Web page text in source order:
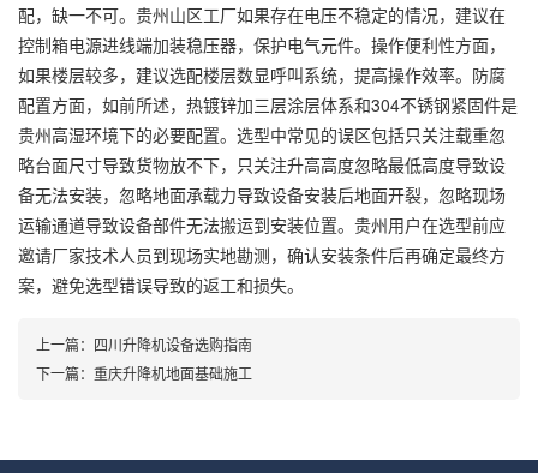
配，缺一不可。贵州山区工厂如果存在电压不稳定的情况，建议在
控制箱电源进线端加装稳压器，保护电气元件。操作便利性方面，
如果楼层较多，建议选配楼层数显呼叫系统，提高操作效率。防腐
配置方面，如前所述，热镀锌加三层涂层体系和304不锈钢紧固件是
贵州高湿环境下的必要配置。选型中常见的误区包括只关注载重忽
略台面尺寸导致货物放不下，只关注升高高度忽略最低高度导致设
备无法安装，忽略地面承载力导致设备安装后地面开裂，忽略现场
运输通道导致设备部件无法搬运到安装位置。贵州用户在选型前应
邀请厂家技术人员到现场实地勘测，确认安装条件后再确定最终方
案，避免选型错误导致的返工和损失。
上一篇： 四川升降机设备选购指南
下一篇： 重庆升降机地面基础施工